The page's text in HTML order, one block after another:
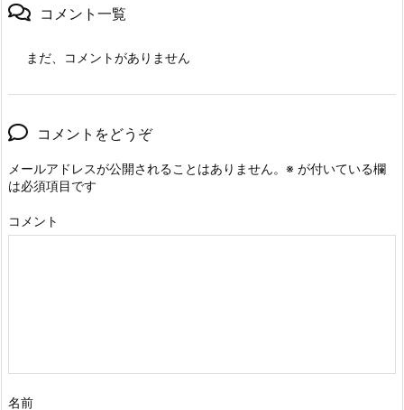
コメント一覧
まだ、コメントがありません
コメントをどうぞ
メールアドレスが公開されることはありません。 ※ が付いている欄
は必須項目です
コメント
名前